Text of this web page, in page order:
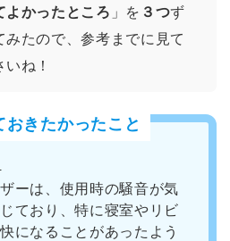
よかったところ 」を ３つず
みたので、参考までに見て
ね！
おきたかったこと
ーは、使用時の騒音が気
ており、特に寝室やリビ
になることがあったよう